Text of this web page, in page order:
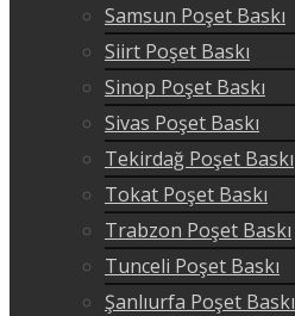
Samsun Poşet Baskı
Siirt Poşet Baskı
Sinop Poşet Baskı
Sivas Poşet Baskı
Tekirdağ Poşet Baskı
Tokat Poşet Baskı
Trabzon Poşet Baskı
Tunceli Poşet Baskı
Şanlıurfa Poşet Baskı